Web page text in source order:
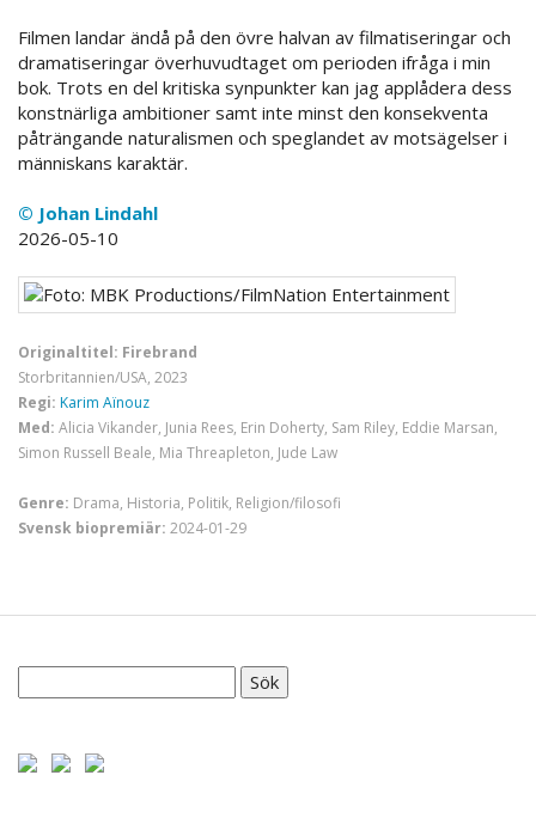
Filmen landar ändå på den övre halvan av filmatiseringar och
dramatiseringar överhuvudtaget om perioden ifråga i min
bok. Trots en del kritiska synpunkter kan jag applådera dess
konstnärliga ambitioner samt inte minst den konsekventa
påträngande naturalismen och speglandet av motsägelser i
människans karaktär.
© Johan Lindahl
2026-05-10
Originaltitel: Firebrand
Storbritannien/USA, 2023
Regi: Karim Aïnouz
Med: Alicia Vikander, Junia Rees, Erin Doherty, Sam Riley, Eddie Marsan,
Simon Russell Beale, Mia Threapleton, Jude Law
Genre: Drama, Historia, Politik, Religion/filosofi
Svensk biopremiär: 2024-01-29
Sök